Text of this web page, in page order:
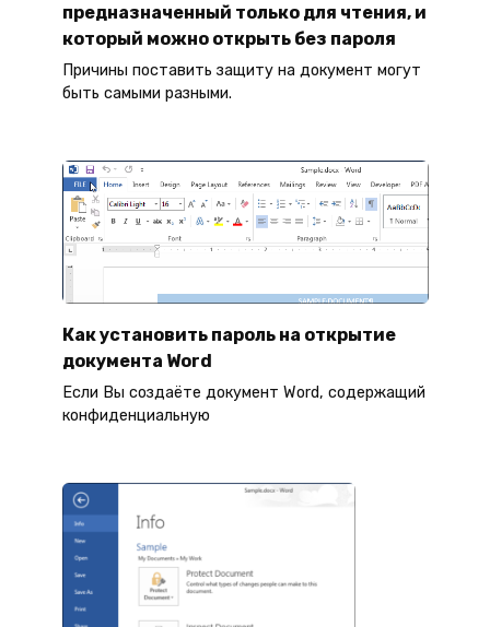
предназначенный только для чтения, и
который можно открыть без пароля
Причины поставить защиту на документ могут
быть самыми разными.
Как установить пароль на открытие
документа Word
Если Вы создаёте документ Word, содержащий
конфиденциальную